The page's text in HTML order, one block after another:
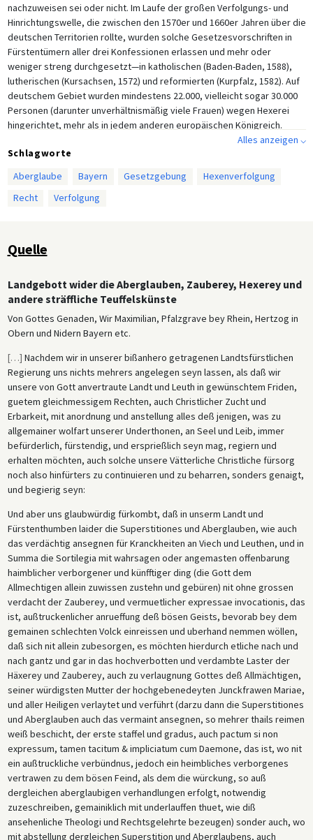
nachzuweisen sei oder nicht. Im Laufe der großen Verfolgungs- und
Hinrichtungswelle, die zwischen den 1570er und 1660er Jahren über die
deutschen Territorien rollte, wurden solche Gesetzesvorschriften in
Fürstentümern aller drei Konfessionen erlassen und mehr oder
weniger streng durchgesetzt—in katholischen (Baden-Baden, 1588),
lutherischen (Kursachsen, 1572) und reformierten (Kurpfalz, 1582). Auf
deutschem Gebiet wurden mindestens 22.000, vielleicht sogar 30.000
Personen (darunter unverhältnismäßig viele Frauen) wegen Hexerei
hingerichtet, mehr als in jedem anderen europäischen Königreich.
Kein Versuch der modernen Geschichtsforschung, diese Welle an
Einzelursache zurückzuführen oder selbst auf einen spezifischen
Ursachenkomplex, hat der kritischen Prüfung standhalten können. Viel
Hexen mit dem Teufel verbündet seien. Sie versuchte jedoch, diese
etwa eine allgemein verbreitete skeptische Einstellung gegenüber der
Realität der Hexerei, forderte Rechtsgelehrte heraus, indem er ernste
—nicht unbedingt der Realität—der Strafverfolgungen aufkommen ließ.
Mit diesen Streitpunkten, zuerst in Inquisitionsgerichten (d.h.
kirchlichen Gerichten) im katholischen Italien und Spanien thematisiert,
wo die Verfolgungen früher als anderswo gestoppt wurden, sahen sich
auch die weltlichen Gerichte der deutschen Territorien konfrontiert. Bis
zum ersten Jahrzehnt des 17. Jahrhunderts hatte sich Uneinigkeit über
die Wirksamkeit gerichtlicher Lösungen für das Problem verbreitet. Die
Unstimmigkeiten hatten sich zunächst in München ergeben, wo eine
Debatte unter den Beratern des bayerischen Herzogs zu
unterschiedlichen Meinungen führte, die in dem bayerischen
Hexenmandat von 1611 zum Ausdruck kamen. Während die Partei, die
eine strenge Verfolgung beschuldigter Hexen befürwortete, die
Gruppe Moderater die Durchführung des Gesetzes in solchem Maße zu
behindern, dass es praktisch unwirksam wurde. In Bayern fanden
fortan keine großen Verfolgungswellen mehr statt. Das bayerische
Gesetz, so ist argumentiert worden, markierte eine Abkehr von der
angestrebten Durchsetzung religiöser Ziele (der Seelenrettung) mit
politischen Mitteln (Gesetz und Bestrafung). Die hier wiedergegebene
Einleitung und Auszüge vermitteln die Vorstellungen über Hexerei und
Zauberei, wie sie von gebildeten Kreisen vertreten wurden—doch
nicht nur von ihnen.
Alles anzeigen ⌵
Schlagworte
Aberglaube
Bayern Gesetzgebung
Hexenverfolgung
Recht
Verfolgung
Quelle
Landgebott wider die Aberglauben, Zauberey, Hexerey und
andere sträffliche Teuffelskünste
Von Gottes Genaden, Wir Maximilian, Pfalzgrave bey Rhein, Hertzog in
Obern und Nidern Bayern etc.
[…] Nachdem wir in unserer bißanhero getragenen Landtsfürstlichen
Regierung uns nichts mehrers angelegen seyn lassen, als daß wir
unsere von Gott anvertraute Landt und Leuth in gewünschtem Friden,
guetem gleichmessigem Rechten, auch Christlicher Zucht und
Erbarkeit, mit anordnung und anstellung alles deß jenigen, was zu
allgemainer wolfart unserer Underthonen, an Seel und Leib, immer
befürderlich, fürstendig, und ersprießlich seyn mag, regiern und
erhalten möchten, auch solche unsere Vätterliche Christliche fürsorg
noch also hinfürters zu continuieren und zu beharren, sonders genaigt,
und begierig seyn:
Und aber uns glaubwürdig fürkombt, daß in unserm Landt und
Fürstenthumben laider die Superstitiones und Aberglauben, wie auch
das verdächtig ansegnen für Kranckheiten an Viech und Leuthen, und in
Summa die Sortilegia mit wahrsagen oder angemasten offenbarung
haimblicher verborgener und künfftiger ding (die Gott dem
Allmechtigen allein zuwissen zustehn und gebüren) nit ohne grossen
verdacht der Zauberey, und vermuetlicher expressae invocationis, das
ist, außtruckenlicher anrueffung deß bösen Geists, bevorab bey dem
gemainen schlechten Volck einreissen und uberhand nemmen wöllen,
daß sich nit allein zubesorgen, es möchten hierdurch etliche nach und
nach gantz und gar in das hochverbotten und verdambte Laster der
Häxerey und Zauberey, auch zu verlaugnung Gottes deß Allmächtigen,
seiner würdigsten Mutter der hochgebenedeyten Junckfrawen Mariae,
und aller Heiligen verlaytet und verführt (darzu dann die Superstitiones
und Aberglauben auch das vermaint ansegnen, so mehrer thails reimen
weiß beschicht, der erste staffel und gradus, auch pactum si non
expressum, tamen tacitum & impliciatum cum Daemone, das ist, wo nit
ein außtruckliche verbündnus, jedoch ein heimbliches verborgenes
vertrawen zu dem bösen Feind, als dem die würckung, so auß
dergleichen aberglaubigen verhandlungen erfolgt, notwendig
zuzeschreiben, gemainiklich mit underlauffen thuet, wie diß
ansehenliche Theologi und Rechtsgelehrte bezeugen) sonder auch, wo
mit abstellung dergleichen Superstition und Aberglaubens, auch